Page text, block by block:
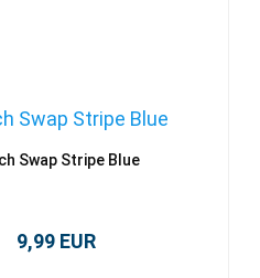
Swap Stripe Blue
9,99 EUR